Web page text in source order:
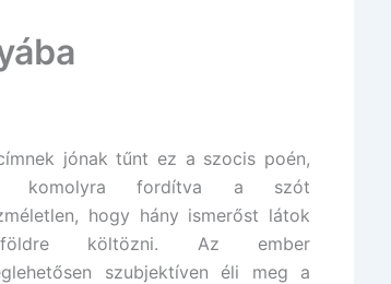
jónak tűnt ez a szocis poén,
komolyra fordítva a szót
hogy hány ismerőst látok
költözni. Az ember
szubjektíven éli meg a